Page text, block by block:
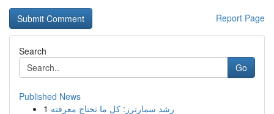
Report Page
Search
Go
Published News
1 رِشد سمارترز: كل ما تحتاج معرفته